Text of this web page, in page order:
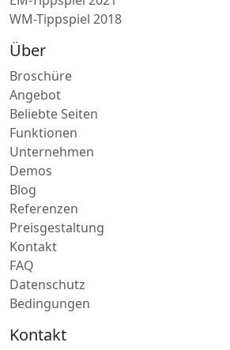
WM-Tippspiel 2018
Über
Broschüre
Angebot
Beliebte Seiten
Funktionen
Unternehmen
Demos
Blog
Referenzen
Preisgestaltung
Kontakt
FAQ
Datenschutz
Bedingungen
Kontakt